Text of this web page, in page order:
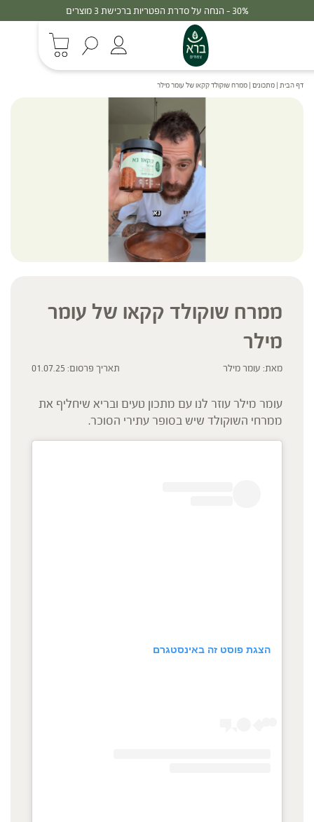
30% - הנחה על סדרת הפטריות ברכישת 3 מוצרים
דף הבית | מתכונים | ממרח שוקולד קקאו של עומר מילר
ממרח שוקולד קקאו של עומר
מילר
מאת: עומר מילר תאריך פרסום: 01.07.25
עומר מילר עוזר לנו עם מתכון טעים ובריא שיחליף את
ממרחי השוקולד שיש בסופר עתירי הסוכר.
הצגת פוסט זה באינסטגרם